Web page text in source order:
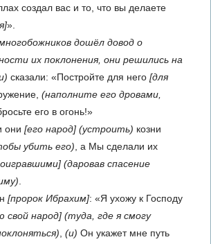
создал вас и то, что вы делаете
».
дошёл довод о
их поклонения, они решились на
сказали: «Постройте для него [для
(наполните его дровами,
его в огонь!»
они [его народ] (устроить) козни
убить его) , а Мы сделали их
(даровав спасение
[пророк Ибрахим]: «Я ухожу к Господу
свой народ] (туда, где я смогу
(и) Он укажет мне путь